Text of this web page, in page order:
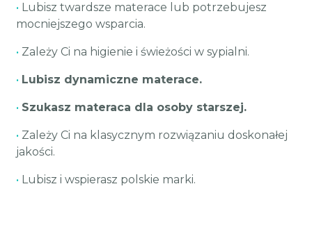
• Lubisz twardsze materace lub potrzebujesz
mocniejszego wsparcia.
• Zależy Ci na higienie i świeżości w sypialni.
• Lubisz dynamiczne materace.
• Szukasz materaca dla osoby starszej.
• Zależy Ci na klasycznym rozwiązaniu doskonałej
jakości.
• Lubisz i wspierasz polskie marki.